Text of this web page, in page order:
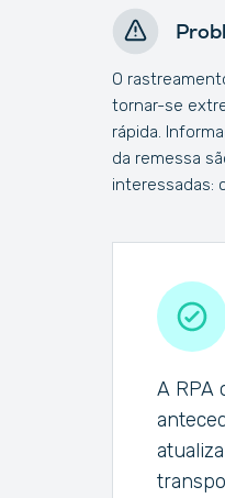
O
tornar-se
rápida.
da remessa
interessadas:
A RPA